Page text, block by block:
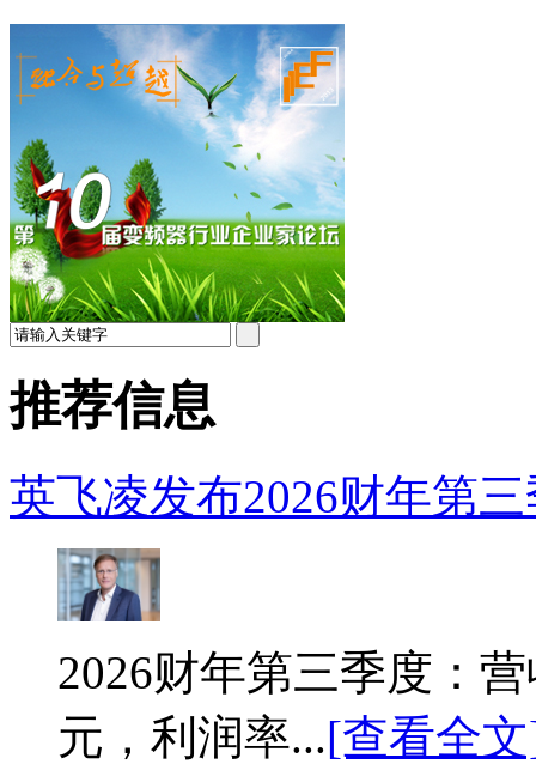
推荐信息
英飞凌发布2026财年第
2026财年第三季度：
元，利润率...[查看全